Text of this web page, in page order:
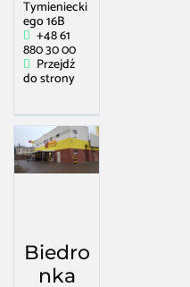
Tymieniecki
ego 16B
+48 61
880 30 00
Przejdź
do strony
Biedro
nka